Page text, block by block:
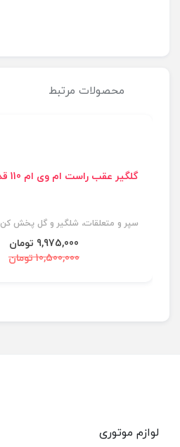
محصولات مرتبط
گلگیر عقب راست ام وی ام 110 قدیم
سپر و متعلقات، شلگیر و گل پخش کن
9,975,000 تومان
10,500,000 تومان
لوازم موتوری